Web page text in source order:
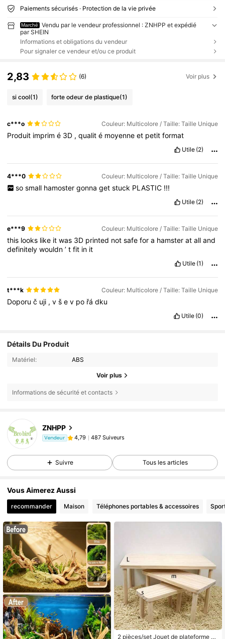
Paiements sécurisés · Protection de la vie privée
Marché
Vendu par le vendeur professionnel : ZNHPP et expédié
par SHEIN
Informations et obligations du vendeur
Pour signaler ce vendeur et/ou ce produit
2,83 (6) Voir plus
si cool(1) forte odeur de plastique(1)
c***o Couleur: Multicolore / Taille: Taille Unique
Produit imprimé 3D ,qualité moyenneet petitformat
Utile (2)
4***0 Couleur: Multicolore / Taille: Taille Unique
so small hamoster gonna get stuck PLASTIC !!!
Utile (2)
e***9 Couleur: Multicolore / Taille: Taille Unique
this looks like itwas 3D printed notsafefora hamsteratalland
definitelywouldn’tfit in it
Utile (1)
t***k Couleur: Multicolore / Taille: Taille Unique
Doporuč uji ,všev po řádku
Utile (0)
Détails Du Produit
Matériel: ABS
Voir plus
Informations de sécurité et contacts
ZNHPP
Vendeur 4,79 487 Suiveurs
Suivre Tous les articles
Vous Aimerez Aussi
recommander Maison Téléphones portables & accessoires
2 pièces/set Jouet de plateforme en